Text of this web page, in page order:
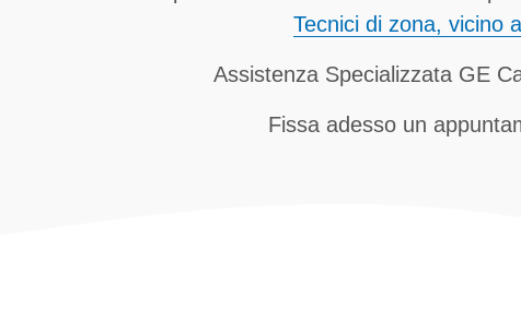
Tecnici di zona, vicino
Assistenza Specializzata GE
Fissa adesso un